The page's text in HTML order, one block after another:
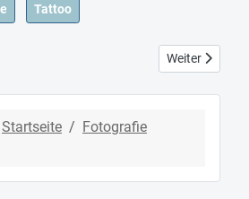
Tattoo
/ On the way Nächster
Weiter
Startseite
Fotografie